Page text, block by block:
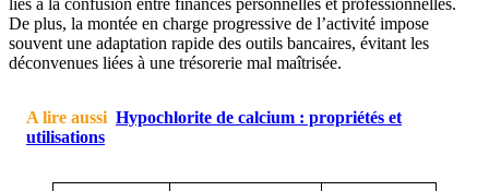
liés à la confusion entre finances personnelles et professionnelles.
De plus, la montée en charge progressive de l’activité impose
souvent une adaptation rapide des outils bancaires, évitant les
déconvenues liées à une trésorerie mal maîtrisée.
A lire aussi Hypochlorite de calcium : propriétés et
utilisations